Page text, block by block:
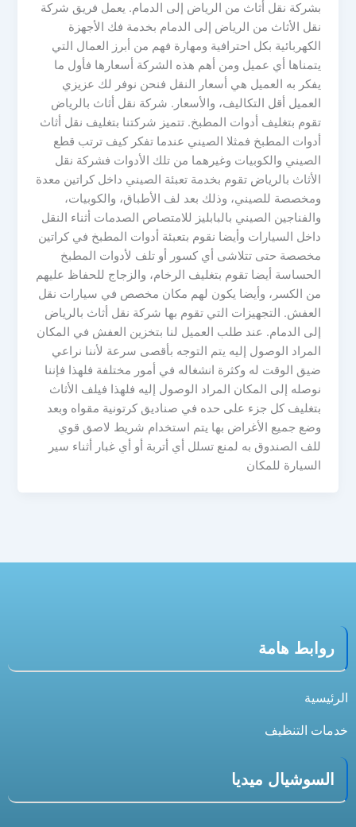
بشركة نقل أثاث من الرياض إلى الدمام. يعمل فريق شركة
نقل الأثاث من الرياض إلى الدمام بخدمة فك الأجهزة
الكهربائية بكل احترافية ومهارة فهم من أبرز العمال التي
يتمناها أي عميل ومن أهم هذه الشركة أسعارها فأول ما
يفكر به العميل هي أسعار النقل فنحن نوفر لك عزيزي
العميل أقل التكاليف، والأسعار. شركة نقل أثاث بالرياض
تقوم بتغليف أدوات المطبخ. تتميز شركتنا بتغليف نقل أثاث
أدوات المطبخ فمثلا الصيني عندما تفكر كيف ترتب قطع
الصيني والكوبيات وغيرهما من تلك الأدوات فشركة نقل
الأثاث بالرياض تقوم بخدمة تعبئة الصيني داخل كراتين معدة
ومخصصة للصيني، وذلك بعد لف الأطباق، والكوبيات،
والفناجين الصيني بالبابليز للامتصاص الصدمات أثناء النقل
داخل السيارات وأيضا نقوم بتعبئة أدوات المطبخ في كراتين
مخصصة حتى تتلاشى أي كسور أو تلف لأدوات المطبخ
الحساسة أيضا تقوم بتغليف الرخام، والزجاج للحفاظ عليهم
من الكسر، وأيضا يكون لهم مكان مخصص في سيارات نقل
العفش. التجهيزات التي تقوم بها شركة نقل أثاث بالرياض
إلى الدمام. عند طلب العميل لنا بتخزين العفش في المكان
المراد الوصول إليه يتم التوجه بأقصى سرعة لأننا نراعي
ضيق الوقت له وكثرة انشغاله في أمور مختلفة فلهذا فإننا
نوصله إلى المكان المراد الوصول إليه فلهذا فيلف الأثاث
بتغليف كل جزء على حده في صناديق كرتونية مقواه وبعد
وضع جميع الأغراض بها يتم استخدام شريط لاصق قوي
للف الصندوق به لمنع تسلل أي أتربة أو أي غبار أثناء سير
السيارة للمكان
روابط هامة
الرئيسية
خدمات التنظيف
السوشيال ميديا